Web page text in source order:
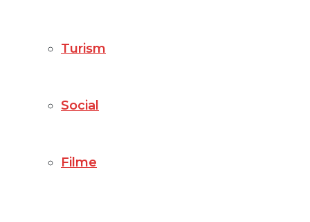
Turism
Social
Filme